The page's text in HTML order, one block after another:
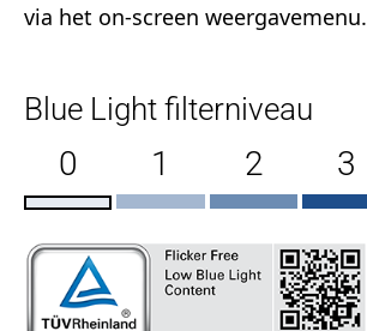
via het on-screen weergavemenu.
Blue Light filterniveau
0 1 2 3